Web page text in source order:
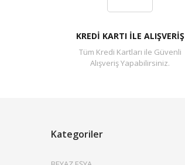
KREDİ KARTI İLE ALIŞVERİŞ
Tüm Kredi Kartları ile Güvenli
Alışveriş Yapabilirsiniz.
Kategoriler